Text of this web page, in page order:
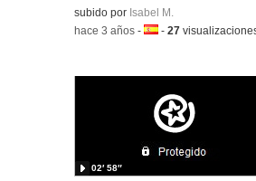
Contenido educativo.
subido por Isabel M.
-hace 3 años -Idioma:
-27
02′ 58″